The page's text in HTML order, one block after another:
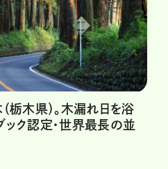
栃木県）。木漏れ日を浴
ック認定・世界最長の並